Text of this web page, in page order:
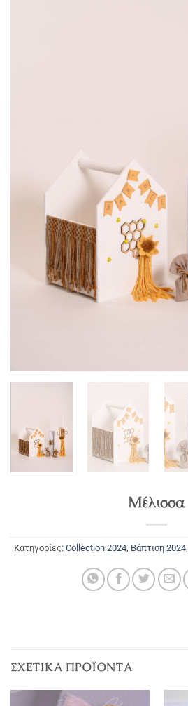
Μέλισσα
Κατηγορίες: Collection 2024, Βάπτιση 2024,
ΣΧΕΤΙΚΆ ΠΡΟΪΌΝΤΑ